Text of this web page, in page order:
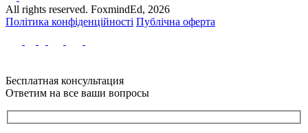
All rights reserved. FoxmindEd, 2026
Політика конфіденційності Публічна оферта
Бесплатная консультация
Ответим на все ваши вопросы